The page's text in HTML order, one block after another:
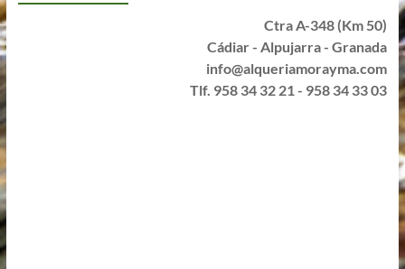
Ctra A-348 (Km 50)
Cádiar - Alpujarra - Granada
info@alqueriamorayma.com
Tlf. 958 34 32 21 - 958 34 33 03